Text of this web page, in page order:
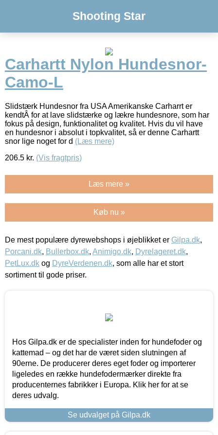
Shooting Star
Carhartt Nylon Hundesnor-
Camo-L
Slidstærk Hundesnor fra USA Amerikanske Carharrt er
kendtÂ for at lave slidstærke og lækre hundesnore, som har
fokus på design, funktionalitet og kvalitet. Hvis du vil have
en hundesnor i absolut i topkvalitet, så er denne Carhartt
snor lige noget for d (Læs mere)
206.5 kr. (Vis fragtpris)
Læs mere »
Køb nu »
De mest populære dyrewebshops i øjeblikket er Gilpa.dk,
Porcani.dk, Bullerbox.dk, Animigo.dk, Dyrelageret.dk,
PetLux.dk og DyreVerdenen.dk, som alle har et stort
sortiment til gode priser.
Hos Gilpa.dk er de specialister inden for hundefoder og
kattemad – og det har de været siden slutningen af
90erne. De producerer deres eget foder og importerer
ligeledes en række hundefodermærker direkte fra
producenternes fabrikker i Europa. Klik her for at se
deres udvalg.
Se udvalget på Gilpa.dk